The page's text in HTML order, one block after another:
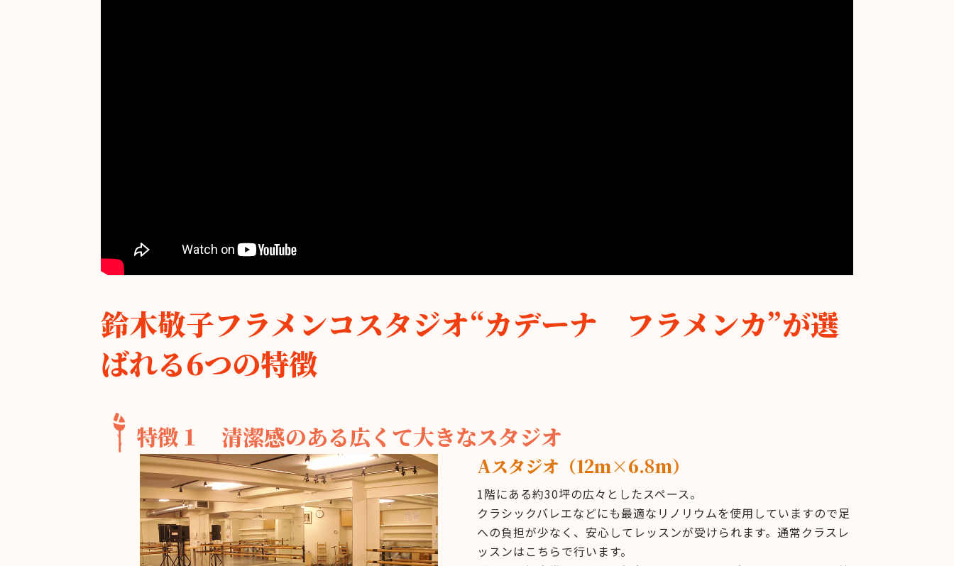
鈴木敬子フラメンコスタジオ“カデーナ フラメンカ”が選
ばれる6つの特徴
特徴１ 清潔感のある広くて大きなスタジオ
Aスタジオ（12ｍ×6.8m）
1階にある約30坪の広々としたスペース。
クラシックバレエなどにも最適なリノリウムを使用していますので足
への負担が少なく、安心してレッスンが受けられます。通常クラスレ
ッスンはこちらで行います。